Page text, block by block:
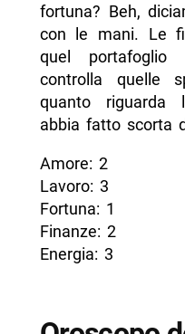
fortuna? Beh,
con le mani. Le
quel
controlla quelle
quanto riguarda
abbia fatto scorta
Amore: 2
Lavoro: 3
Fortuna: 1
Finanze: 2
Energia: 3